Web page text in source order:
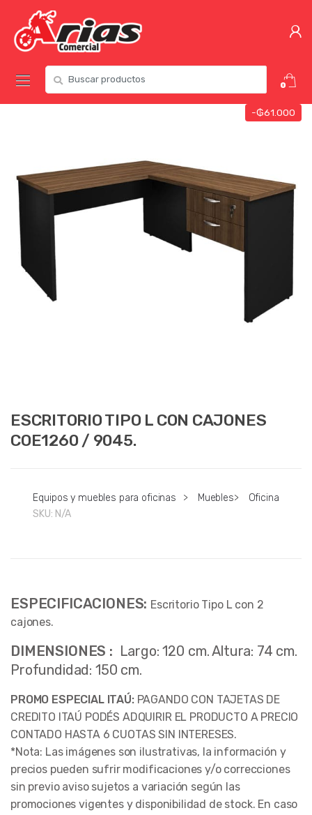
0
-₲61.000
ESCRITORIO TIPO L CON CAJONES
COE1260 / 9045.
Equipos y muebles para oficinas > Muebles>
Oficina
SKU: N/A
ESPECIFICACIONES: Escritorio Tipo L con 2
cajones.
DIMENSIONES :
Largo: 120 cm. Altura: 74 cm.
Profundidad: 150 cm.
PROMO ESPECIAL ITAÚ: PAGANDO CON TAJETAS DE
CREDITO ITAÚ PODÉS ADQUIRIR EL PRODUCTO A PRECIO
CONTADO HASTA 6 CUOTAS SIN INTERESES.
*Nota: Las imágenes son ilustrativas, la información y
precios pueden sufrir modificaciones y/o correcciones
sin previo aviso sujetos a variación según las
promociones vigentes y disponibilidad de stock. En caso